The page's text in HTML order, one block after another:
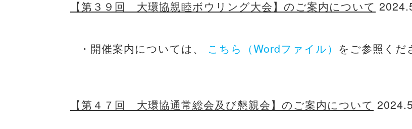
【第３９回 大環協親睦ボウリング大会】のご案内について
・開催案内については、 こちら（Wordファイル） をご参照くだ
【第４７回 大環協通常総会及び懇親会】のご案内について